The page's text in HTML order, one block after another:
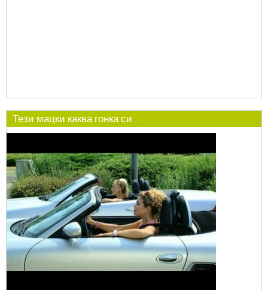
Тези мацки каква гонка си...